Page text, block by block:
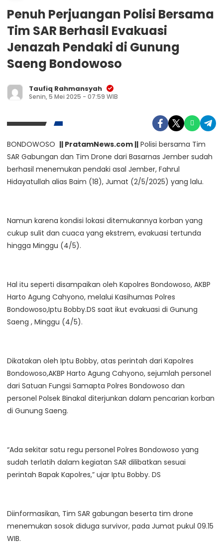
Penuh Perjuangan Polisi Bersama
Tim SAR Berhasil Evakuasi
Jenazah Pendaki di Gunung
Saeng Bondowoso
Taufiq Rahmansyah
Senin, 5 Mei 2025 - 07:59 WIB
BONDOWOSO || PratamNews.com || Polisi bersama Tim
SAR Gabungan dan Tim Drone dari Basarnas Jember sudah
berhasil menemukan pendaki asal Jember, Fahrul
Hidayatullah alias Baim (18), Jumat (2/5/2025) yang lalu.
Namun karena kondisi lokasi ditemukannya korban yang
cukup sulit dan cuaca yang ekstrem, evakuasi tertunda
hingga Minggu (4/5).
Hal itu seperti disampaikan oleh Kapolres Bondowoso, AKBP
Harto Agung Cahyono, melalui Kasihumas Polres
Bondowoso,Iptu Bobby.DS saat ikut evakuasi di Gunung
Saeng , Minggu (4/5).
Dikatakan oleh Iptu Bobby, atas perintah dari Kapolres
Bondowoso,AKBP Harto Agung Cahyono, sejumlah personel
dari Satuan Fungsi Samapta Polres Bondowoso dan
personel Polsek Binakal diterjunkan dalam pencarian korban
di Gunung Saeng.
“Ada sekitar satu regu personel Polres Bondowoso yang
sudah terlatih dalam kegiatan SAR dilibatkan sesuai
perintah Bapak Kapolres,” ujar Iptu Bobby. DS
Diinformasikan, Tim SAR gabungan beserta tim drone
menemukan sosok diduga survivor, pada Jumat pukul 09.15
WIB.